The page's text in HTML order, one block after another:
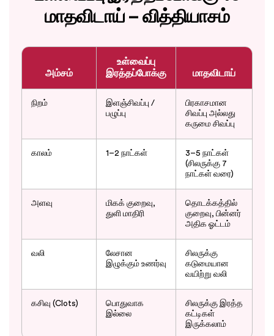
மாதவிடாய் – வித்தியாசம்
அம்சம்
உள்வைப்பு
இரத்தப்போக்கு
மாதவிடாய்
நிறம்
இளஞ்சிவப்பு /
பழுப்பு
பிரகாசமான
சிவப்பு அல்லது
கருமை சிவப்பு
காலம் 1–2 நாட்கள்
3–5 நாட்கள்
(சிலருக்கு 7
நாட்கள் வரை)
அளவு
மிகக் குறைவு,
துளி மாதிரி
தொடக்கத்தில்
குறைவு, பின்னர்
அதிக ஓட்டம்
வலி
லேசான
இழுக்கும் உணர்வு
சிலருக்கு
கடுமையான
வயிற்று வலி
கசிவு (Clots)
பொதுவாக
இல்லை
சிலருக்கு இரத்த
கட்டிகள்
இருக்கலாம்